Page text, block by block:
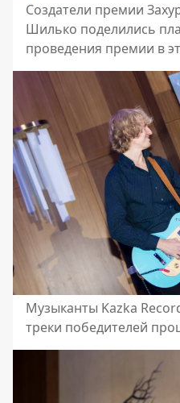
Создатели премии
Шилько поделились
проведения премии в
Музыканты Kazka
треки победителей